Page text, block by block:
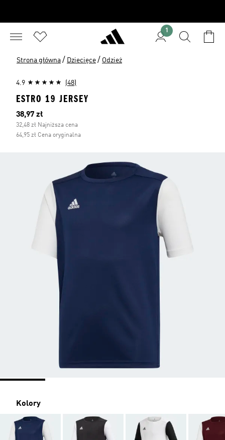
1
Strona główna / Dziecięce / Odzież
4.9 (48)
ESTRO 19 JERSEY
Bieżąca cena
38,97 zł
32,48 zł Najniższa cena
64,95 zł Cena oryginalna
Kolory